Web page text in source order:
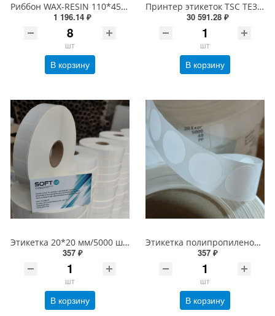
Риббон WAX-RESIN 110*450 OUT Черный
1 196.14 ₽
шт
В корзину
Принтер этикеток TSC TE300 (термотрансферный, печать 300dpi, USB) 99-065A701-00LF00
30 591.28 ₽
шт
В корзину
Этикетка 20*20 мм/5000 шт Честный знак, втулка 40/76 мм, PP Полипропиленовая Белая Глянцевая (20х20 этикетка)
357 ₽
шт
В корзину
Этикетка полипропиленовая круглая 20 мм/5000 шт PP Честный знак, втулка 40/76 мм, Белая Глянец 60 мкм (20х20 Полипропилен d20 круг)
357 ₽
шт
В корзину